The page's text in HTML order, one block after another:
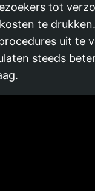
tot
te
uit te
steeds